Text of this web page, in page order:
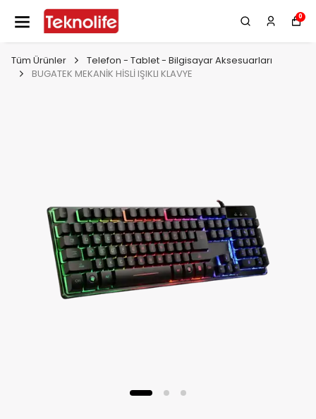
0
Tüm Ürünler
Telefon - Tablet - Bilgisayar Aksesuarları
BUGATEK MEKANİK HİSLİ IŞIKLI KLAVYE